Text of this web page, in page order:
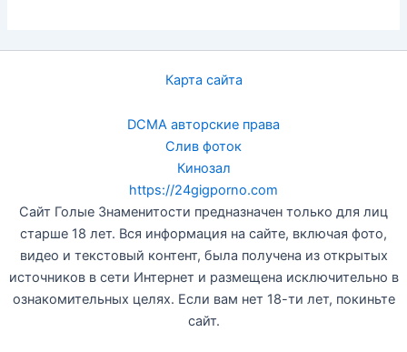
Карта сайта
DCMA авторские права
Слив фоток
Кинозал
https://24gigporno.com
Сайт Голые Знаменитости предназначен только для лиц
старше 18 лет. Вся информация на сайте, включая фото,
видео и текстовый контент, была получена из открытых
источников в сети Интернет и размещена исключительно в
ознакомительных целях. Если вам нет 18-ти лет, покиньте
сайт.